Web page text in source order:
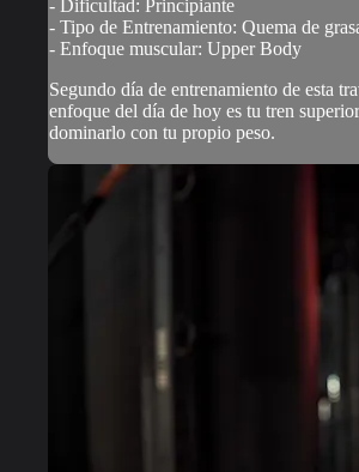
- Dificultad: Principiante
- Tipo de Entrenamiento: Quema de
- Enfoque muscular: Upper Body
Segundo día de entrenamiento de esta
enfoque del día de hoy es tu tren
dominarlo con tu propio peso.